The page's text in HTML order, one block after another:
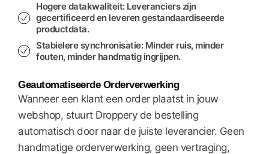
Hogere datakwaliteit: Leveranciers zijn
gecertificeerd en leveren gestandaardiseerde
productdata.
Stabielere synchronisatie: Minder ruis, minder
fouten, minder handmatig ingrijpen.
Geautomatiseerde Orderverwerking
Wanneer een klant een order plaatst in jouw
webshop, stuurt Droppery de bestelling
automatisch door naar de juiste leverancier. Geen
handmatige orderverwerking, geen vertraging,